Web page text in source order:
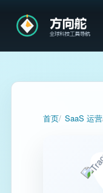
首页 SaaS 运营